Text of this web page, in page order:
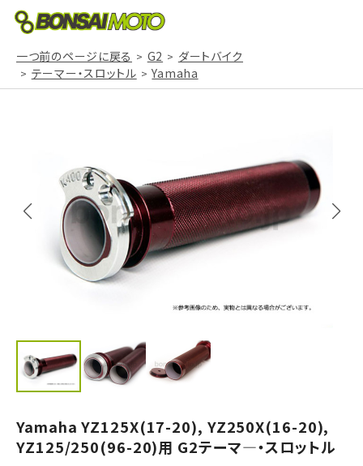
一つ前のページに戻る G2
ダートバイク
テーマー・スロットル
Yamaha
Yamaha YZ125X(17-20), YZ250X(16-20),
YZ125/250(96-20)用 G2テーマ―・スロットル